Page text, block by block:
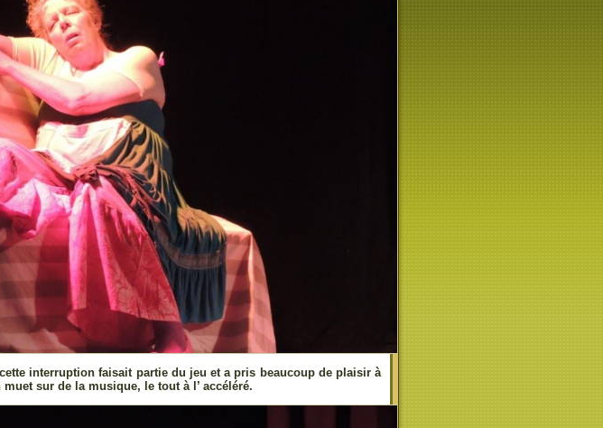
interruption faisait partie du jeu et a pris beaucoup de plaisir à
sur de la musique, le tout à l’ accéléré.